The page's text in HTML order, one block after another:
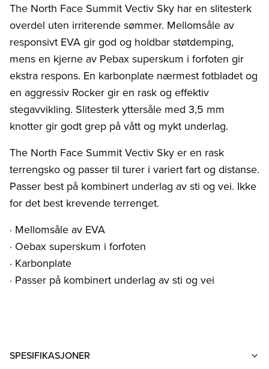
The North Face Summit Vectiv Sky har en slitesterk
overdel uten irriterende sømmer. Mellomsåle av
responsivt EVA gir god og holdbar støtdemping,
mens en kjerne av Pebax superskum i forfoten gir
ekstra respons. En karbonplate nærmest fotbladet og
en aggressiv Rocker gir en rask og effektiv
stegavvikling. Slitesterk yttersåle med 3,5 mm
knotter gir godt grep på vått og mykt underlag.
The North Face Summit Vectiv Sky er en rask
terrengsko og passer til turer i variert fart og distanse.
Passer best på kombinert underlag av sti og vei. Ikke
for det best krevende terrenget.
· Mellomsåle av EVA
· Oebax superskum i forfoten
· Karbonplate
· Passer på kombinert underlag av sti og vei
SPESIFIKASJONER